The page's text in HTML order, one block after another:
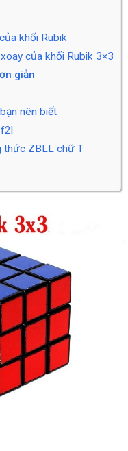
khối Rubik
của khối Rubik 3×3
giản
nên biết
thức ZBLL chữ T